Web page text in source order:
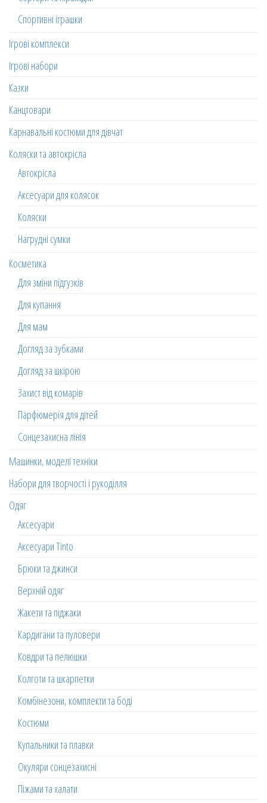
Спортивні іграшки
Ігрові комплекси
Ігрові набори
Казки
Канцтовари
Карнавальні костюми для дівчат
Коляски та автокрісла
Автокрісла
Аксесуари для колясок
Коляски
Нагрудні сумки
Косметика
Для зміни підгузків
Для купання
Для мам
Догляд за зубками
Догляд за шкірою
Захист від комарів
Парфюмерія для дітей
Сонцезахисна лінія
Машинки, моделі техніки
Набори для творчості і рукоділля
Одяг
Аксесуари
Аксесуари Tinto
Брюки та джинси
Верхній одяг
Жакети та піджаки
Кардигани та пуловери
Ковдри та пелюшки
Колготи та шкарпетки
Комбінезони, комплекти та боді
Костюми
Купальники та плавки
Окуляри сонцезахисні
Піжами та халати